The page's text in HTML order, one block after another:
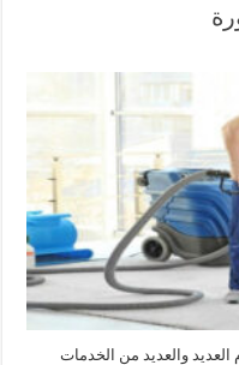
العديد والعديد من الخدمات